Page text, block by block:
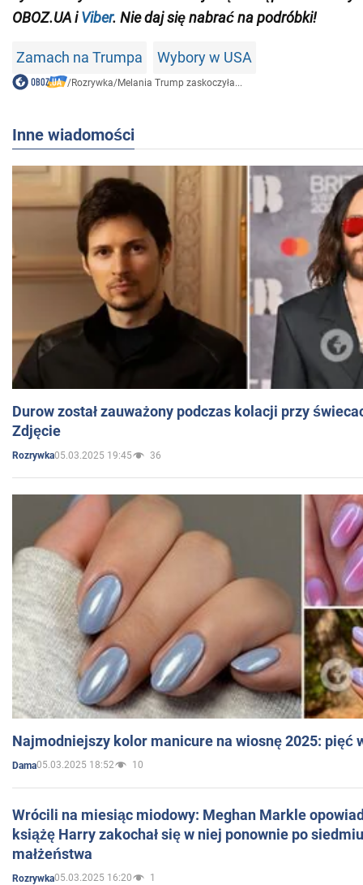
OBOZ.UA iViber. Nie daj się nabrać na podróbki!
Zamach na Trumpa Wybory w USA
/Rozrywka/Melania Trump zaskoczyła...
Inne wiadomości
Durow został zauważony podczas kolacji przy
Zdjęcie
Rozrywka05.03.2025 19:45 36
Najmodniejszy kolor manicure na wiosnę 2025: pięć
Dama05.03.2025 18:52 10
Wrócili na miesiąc miodowy: Meghan Markle
książę Harry zakochał się w niej ponownie po
małżeństwa
Rozrywka05.03.2025 16:20 1